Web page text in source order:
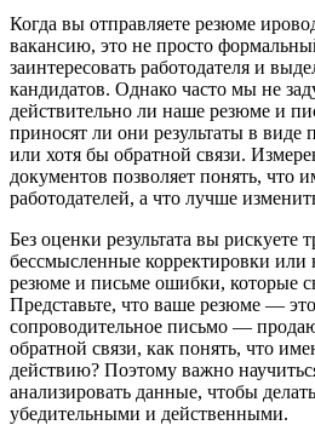
Когда вы отправляете резюме
вакансию, это не просто
заинтересовать работодателя и
кандидатов. Однако часто мы не
действительно ли наше резюме и
приносят ли они результаты в
или хотя бы обратной связи.
документов позволяет понять, что
работодателей, а что лучше
Без оценки результата вы рискуете
бессмысленные корректировки или
резюме и письме ошибки, которые
Представьте, что ваше резюме —
сопроводительное письмо —
обратной связи, как понять, что
действию? Поэтому важно
анализировать данные, чтобы
убедительными и действенными.